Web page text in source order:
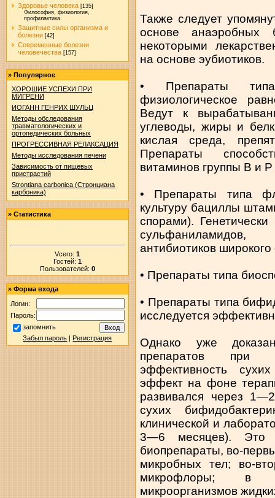
Здоровье человека [135]
Философия, физиология,
профилактика.
Защитные силы организма и
болезни [42]
Современные болезни
человечества [157]
» Популярное
ХОРОШИЕ УСПЕХИ ПРИ
МИГРЕНИ
ИОГАНН ГЕНРИХ ШУЛЬЦ
Методы обследования
травматологических и
ортопедических больных
ПРОГРЕССИВНАЯ РЕЛАКСАЦИЯ
Методы исследования печени
Зависимость от пищевых
пристрастий
Strontiana carbonica (Стронциана
карбоника)
» Статистика
Vсего:1
Гостей: 1
Пользователей: 0
» Форма входа
Логин:
Пароль:
запомнить
Забыл пароль |Регистрация
Также следует
основе анаэробных
некоторыми
на основе эубиотиков.
• Препараты типа
физиологическое
Ведут к
углеводы, жиры и
кислая среда,
Препараты
витаминов группы В и Р
• Препараты типа
культуру бациллы
спорами).
антибиотиков широкого
• Препараты типа
• Препараты типа
исследуется
Однако уже
препаратов при
эффективность
эффект на фоне
развивался через
сухих
клинической и
3—6 месяцев). Это
биопрепараты, во-
микробных тел; во-
микрофлоры; в
микроорганизмов